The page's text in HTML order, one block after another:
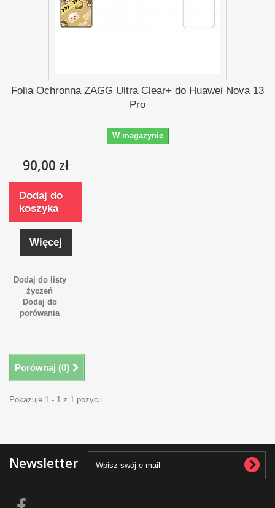
Folia Ochronna ZAGG Ultra Clear+ do Huawei Nova 13
Pro
W magazynie
90,00 zł
Dodaj do
koszyka
Więcej
Dodaj do listy
życzeń
Dodaj do
porówania
Porównaj (0)
Pokazuje 1 - 1 z 1 pozycji
Newsletter